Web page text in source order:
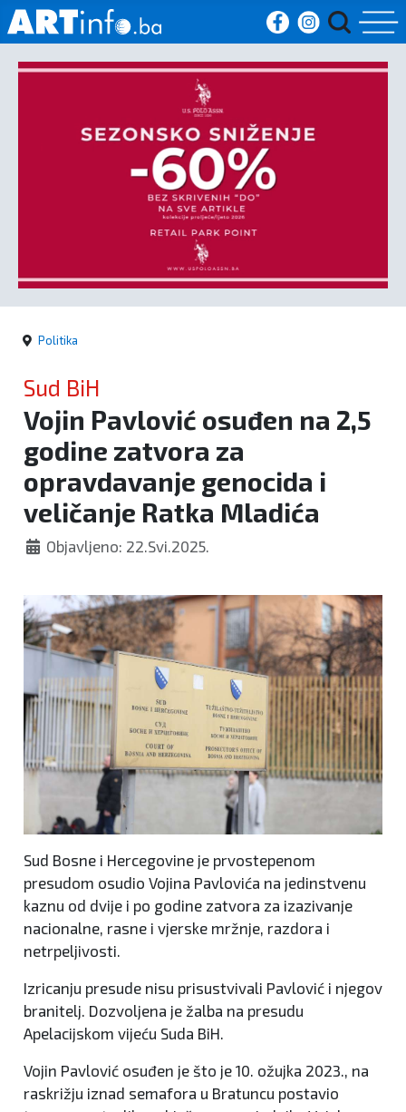
Početna
Vijesti
Crna
kronika
Politika
Zanimljivosti
Politika
Sud BiH
Vojin Pavlović osuđen na 2,5
godine zatvora za
opravdavanje genocida i
veličanje Ratka Mladića
Objavljeno: 22.Svi.2025.
Sud Bosne i Hercegovine je prvostepenom
presudom osudio Vojina Pavlovića na jedinstvenu
kaznu od dvije i po godine zatvora za izazivanje
nacionalne, rasne i vjerske mržnje, razdora i
netrpeljivosti.
Izricanju presude nisu prisustvivali Pavlović i njegov
branitelj. Dozvoljena je žalba na presudu
Apelacijskom vijeću Suda BiH.
Vojin Pavlović osuđen je što je 10. ožujka 2023., na
raskrižju iznad semafora u Bratuncu postavio